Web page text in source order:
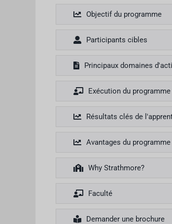
Objectif du programme
Participants cibles
Principaux domaines
Exécution du programme
Résultats clés de
Avantages du programme
Why Strathmore?
Faculté
Demander une brochure